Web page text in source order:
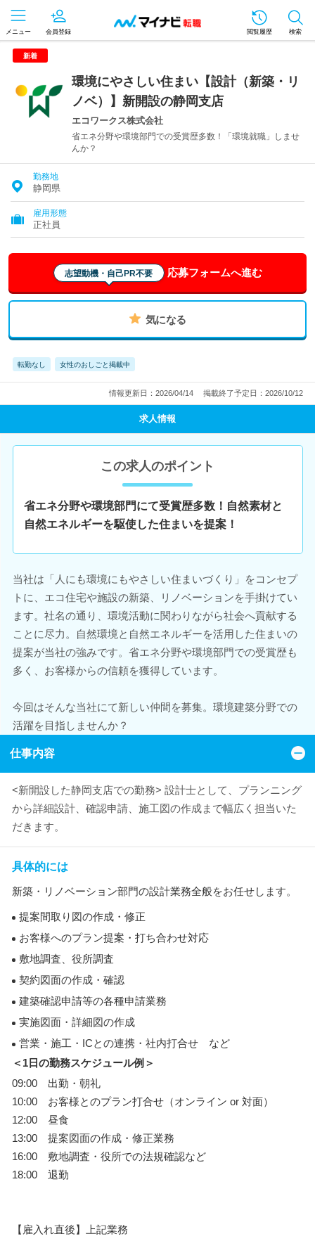
メニュー 会員登録 閲覧履歴 検索
新着
環境にやさしい住まい【設計（新築・リ
ノベ）】新開設の静岡支店
エコワークス株式会社
省エネ分野や環境部門での受賞歴多数！「環境就職」しませ
んか？
勤務地
静岡県
雇用形態
正社員
志望動機・自己PR不要 応募フォームへ進む
気になる
転勤なし 女性のおしごと掲載中
情報更新日：2026/04/14 掲載終了予定日：2026/10/12
求人情報
この求人のポイント
省エネ分野や環境部門にて受賞歴多数！自然素材と
自然エネルギーを駆使した住まいを提案！
当社は「人にも環境にもやさしい住まいづくり」をコンセプ
トに、エコ住宅や施設の新築、リノベーションを手掛けてい
ます。社名の通り、環境活動に関わりながら社会へ貢献する
ことに尽力。自然環境と自然エネルギーを活用した住まいの
提案が当社の強みです。省エネ分野や環境部門での受賞歴も
多く、お客様からの信頼を獲得しています。
今回はそんな当社にて新しい仲間を募集。環境建築分野での
活躍を目指しませんか？
仕事内容
<新開設した静岡支店での勤務> 設計士として、プランニング
から詳細設計、確認申請、施工図の作成まで幅広く担当いた
だきます。
具体的には
新築・リノベーション部門の設計業務全般をお任せします。
提案間取り図の作成・修正
お客様へのプラン提案・打ち合わせ対応
敷地調査、役所調査
契約図面の作成・確認
建築確認申請等の各種申請業務
実施図面・詳細図の作成
営業・施工・ICとの連携・社内打合せ など
＜1日の勤務スケジュール例＞
09:00 出勤・朝礼
10:00 お客様とのプラン打合せ（オンライン or 対面）
12:00 昼食
13:00 提案図面の作成・修正業務
16:00 敷地調査・役所での法規確認など
18:00 退勤
【雇入れ直後】上記業務